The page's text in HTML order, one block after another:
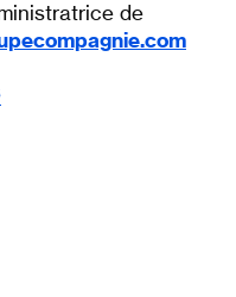
de